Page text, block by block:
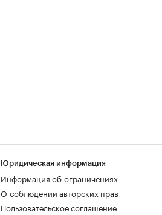
Юридическая информация
Информация об ограничениях
О соблюдении авторских прав
Пользовательское соглашение